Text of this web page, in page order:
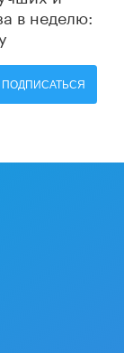
в неделю:
ПОДПИСАТЬСЯ